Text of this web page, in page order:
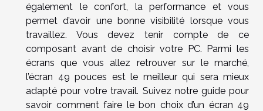
également le confort, la performance et vous
permet d’avoir une bonne visibilité lorsque vous
travaillez. Vous devez tenir compte de ce
composant avant de choisir votre PC. Parmi les
écrans que vous allez retrouver sur le marché,
l’écran 49 pouces est le meilleur qui sera mieux
adapté pour votre travail. Suivez notre guide pour
savoir comment faire le bon choix d’un écran 49